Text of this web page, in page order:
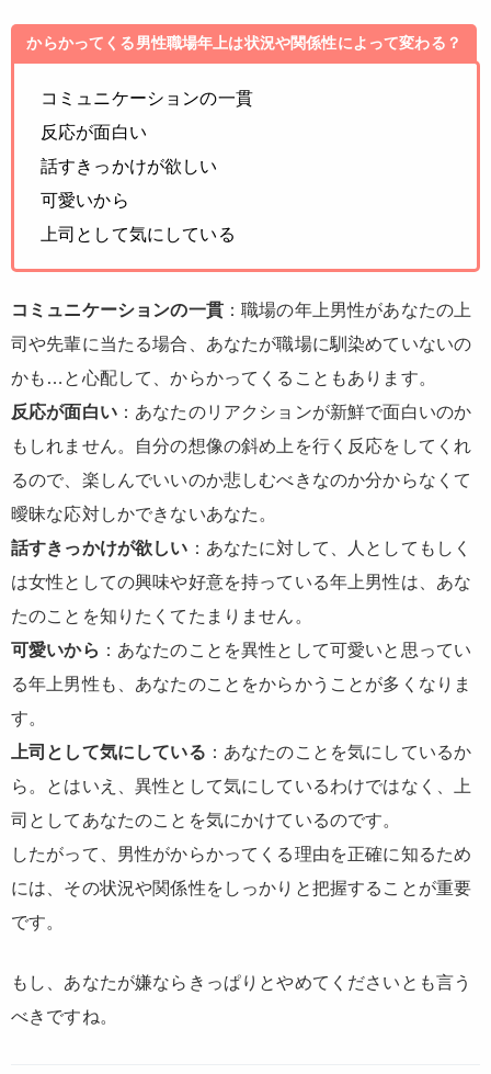
からかってくる男性職場年上は状況や関係性によって変わる？
コミュニケーションの一貫
反応が面白い
話すきっかけが欲しい
可愛いから
上司として気にしている
コミュニケーションの一貫：職場の年上男性があなたの上
司や先輩に当たる場合、あなたが職場に馴染めていないの
かも…と心配して、からかってくることもあります。
反応が面白い：あなたのリアクションが新鮮で面白いのか
もしれません。自分の想像の斜め上を行く反応をしてくれ
るので、楽しんでいいのか悲しむべきなのか分からなくて
曖昧な応対しかできないあなた。
話すきっかけが欲しい ：あなたに対して、人としてもしく
は女性としての興味や好意を持っている年上男性は、あな
たのことを知りたくてたまりません。
可愛いから ：あなたのことを異性として可愛いと思ってい
る年上男性も、あなたのことをからかうことが多くなりま
す。
上司として気にしている ：あなたのことを気にしているか
ら。とはいえ、異性として気にしているわけではなく、上
司としてあなたのことを気にかけているのです。
したがって、男性がからかってくる理由を正確に知るため
には、その状況や関係性をしっかりと把握することが重要
です。
もし、あなたが嫌ならきっぱりとやめてくださいとも言う
べきですね。